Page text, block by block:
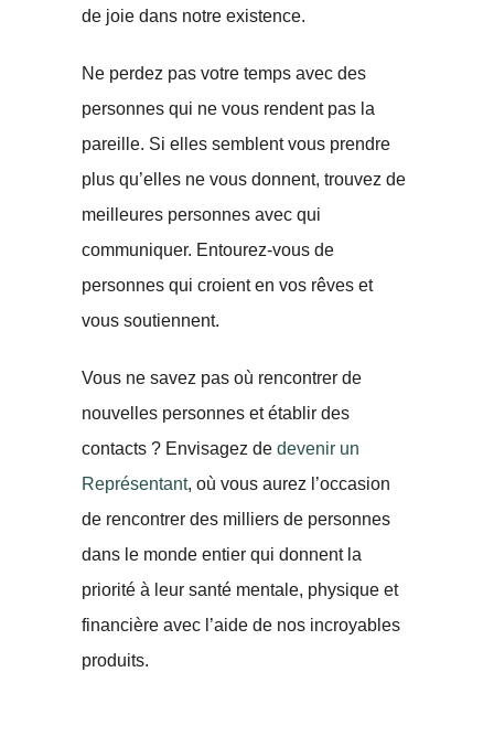
de joie dans notre existence.
Ne perdez pas votre temps avec des
personnes qui ne vous rendent pas la
pareille. Si elles semblent vous prendre
plus qu’elles ne vous donnent, trouvez de
meilleures personnes avec qui
communiquer. Entourez-vous de
personnes qui croient en vos rêves et
vous soutiennent.
Vous ne savez pas où rencontrer de
nouvelles personnes et établir des
contacts ? Envisagez de devenir un
Représentant, où vous aurez l’occasion
de rencontrer des milliers de personnes
dans le monde entier qui donnent la
priorité à leur santé mentale, physique et
financière avec l’aide de nos incroyables
produits.